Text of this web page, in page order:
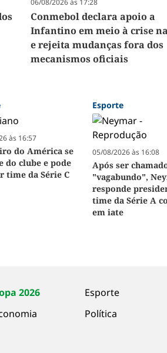
06/08/2026 às 17:28
Conmebol declara apoio a
Infantino em meio à crise
e rejeita mudanças fora dos
mecanismos oficiais
às 16:57
do América se
do clube e pode
time da Série C
Esporte
05/08/2026 às 16:08
Após ser
"vagabundo",
responde
time da Série A
em iate
2026
Esporte
Política